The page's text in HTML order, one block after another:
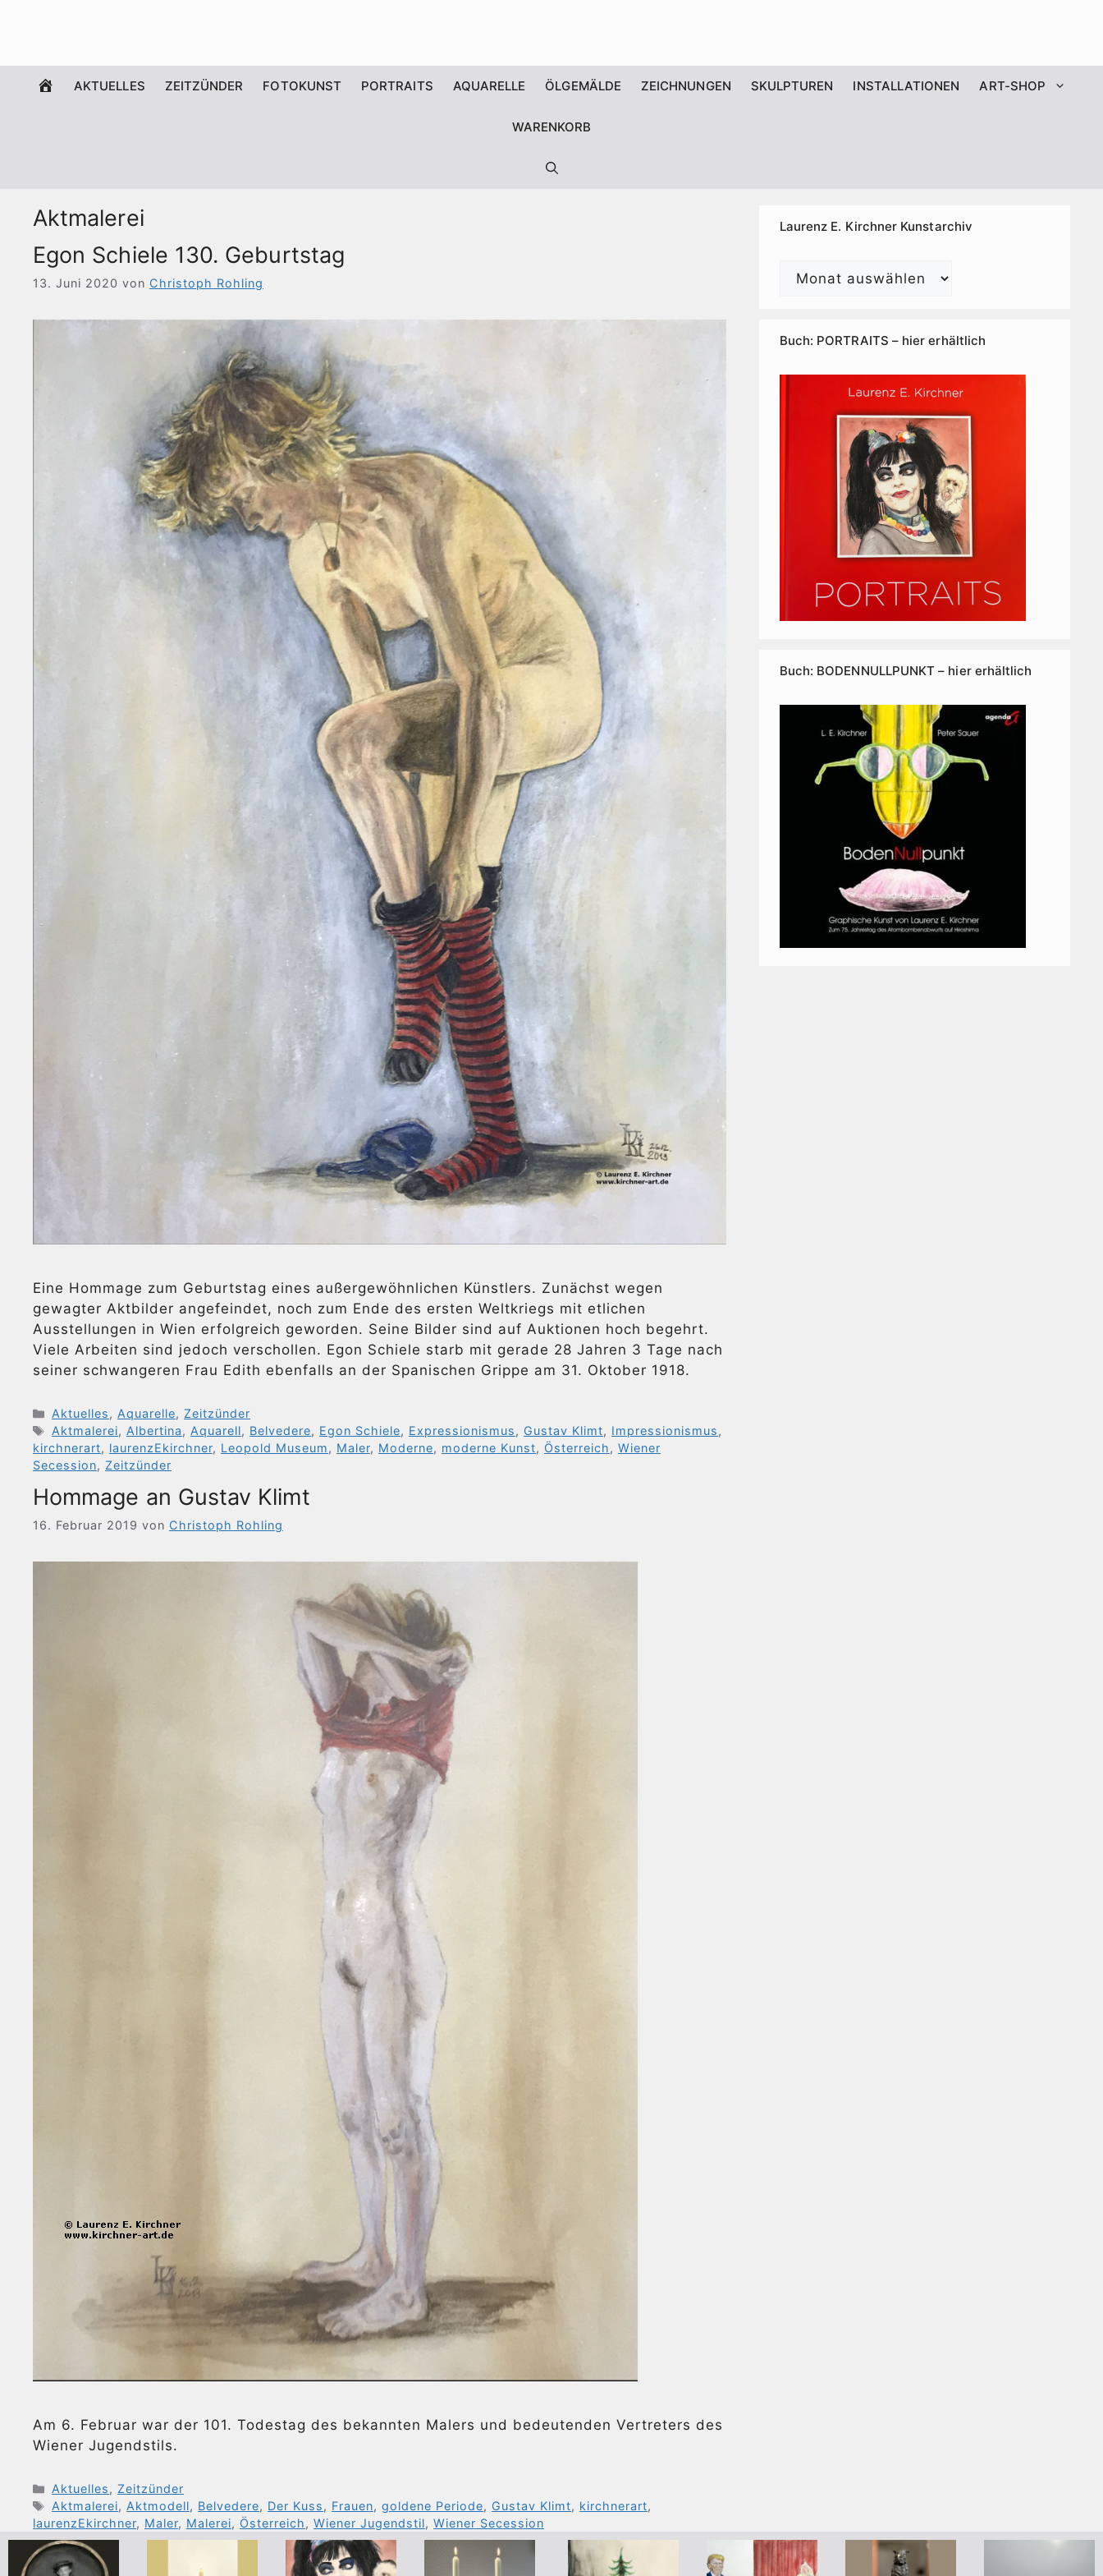
WILLKOMMEN
AKTUELLES ZEITZÜNDER FOTOKUNST PORTRAITS AQUARELLE ÖLGEMÄLDE ZEICHNUNGEN SKULPTUREN INSTALLATIONEN ART-SHOP
WARENKORB
Aktmalerei
Egon Schiele 130. Geburtstag
13. Juni 2020 von Christoph Rohling
Eine Hommage zum Geburtstag eines außergewöhnlichen Künstlers. Zunächst wegen
gewagter Aktbilder angefeindet, noch zum Ende des ersten Weltkriegs mit etlichen
Ausstellungen in Wien erfolgreich geworden. Seine Bilder sind auf Auktionen hoch begehrt.
Viele Arbeiten sind jedoch verschollen. Egon Schiele starb mit gerade 28 Jahren 3 Tage nach
seiner schwangeren Frau Edith ebenfalls an der Spanischen Grippe am 31. Oktober 1918.
Kategorien
Aktuelles, Aquarelle, Zeitzünder
Schlagwörter
Aktmalerei, Albertina, Aquarell, Belvedere, Egon Schiele, Expressionismus, Gustav Klimt, Impressionismus,
kirchnerart, laurenzEkirchner, Leopold Museum, Maler, Moderne, moderne Kunst, Österreich, Wiener
Secession, Zeitzünder
Hommage an Gustav Klimt
16. Februar 2019 von Christoph Rohling
Am 6. Februar war der 101. Todestag des bekannten Malers und bedeutenden Vertreters des
Wiener Jugendstils.
Kategorien
Aktuelles, Zeitzünder
Schlagwörter
Aktmalerei, Aktmodell, Belvedere, Der Kuss, Frauen,goldene Periode, Gustav Klimt, kirchnerart,
laurenzEkirchner, Maler, Malerei, Österreich, Wiener Jugendstil, Wiener Secession
Laurenz E. Kirchner Kunstarchiv
Laurenz
Buch: PORTRAITS – hier erhältlich
Buch: BODENNULLPUNKT – hier erhältlich